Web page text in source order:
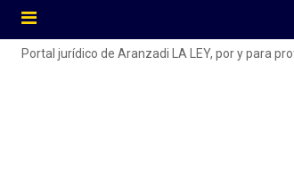
Portal jurídico de Aranzadi LA LEY, por y para